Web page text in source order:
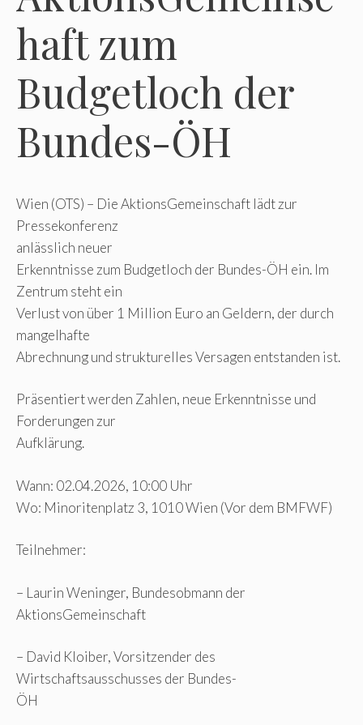
haft zum
Budgetloch der
Bundes-ÖH
Wien (OTS) – Die AktionsGemeinschaft lädt zur
Pressekonferenz
anlässlich neuer
Erkenntnisse zum Budgetloch der Bundes-ÖH ein. Im
Zentrum steht ein
Verlust von über 1 Million Euro an Geldern, der durch
mangelhafte
Abrechnung und strukturelles Versagen entstanden ist.
Präsentiert werden Zahlen, neue Erkenntnisse und
Forderungen zur
Aufklärung.
Wann: 02.04.2026, 10:00 Uhr
Wo: Minoritenplatz 3, 1010 Wien (Vor dem BMFWF)
Teilnehmer:
– Laurin Weninger, Bundesobmann der
AktionsGemeinschaft
– David Kloiber, Vorsitzender des
Wirtschaftsausschusses der Bundes-
ÖH